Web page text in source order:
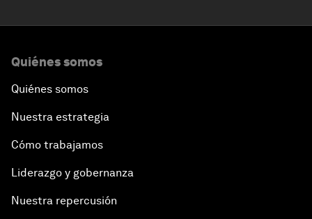
Quiénes somos
Quiénes somos
Nuestra estrategia
Cómo trabajamos
Liderazgo y gobernanza
Nuestra repercusión